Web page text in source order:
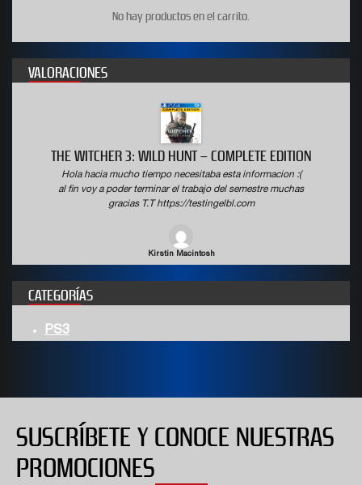
No hay productos en el carrito.
VALORACIONES
THE WITCHER 3: WILD HUNT – COMPLETE EDITION
Hola hacia mucho tiempo necesitaba esta informacion :(
al fin voy a poder terminar el trabajo del semestre muchas
gracias T.T https://testingelbl.com
Kirstin Macintosh
CATEGORÍAS
PS3
SUSCRÍBETE Y CONOCE NUESTRAS
PROMOCIONES